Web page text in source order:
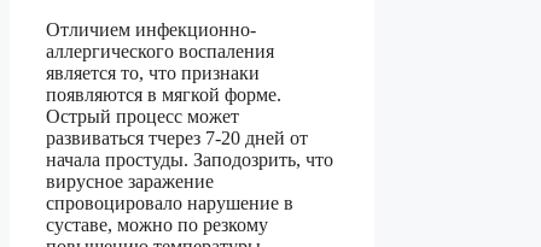
Отличием инфекционно-
аллергического воспаления
является то, что признаки
появляются в мягкой форме.
Острый процесс может
развиваться тчерез 7-20 дней от
начала простуды. Заподозрить, что
вирусное заражение
спровоцировало нарушение в
суставе, можно по резкому